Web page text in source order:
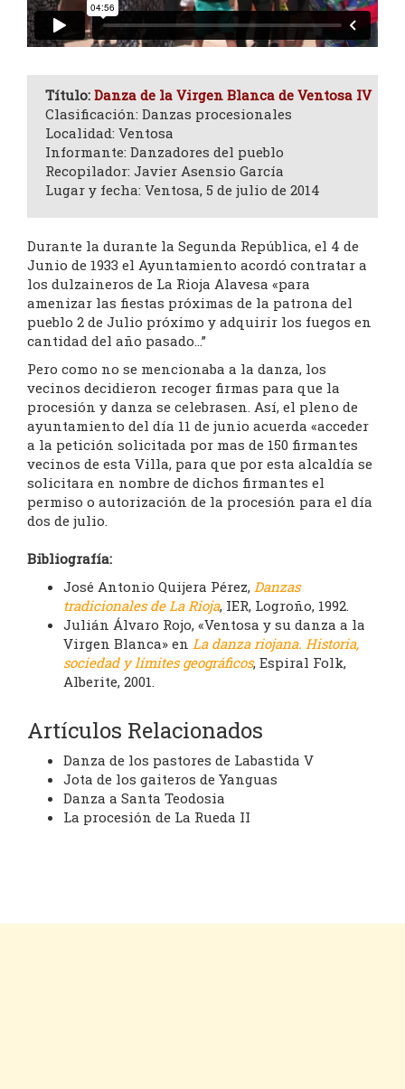
Título: Danza de la Virgen Blanca de Ventosa IV
Clasificación: Danzas procesionales
Localidad: Ventosa
Informante: Danzadores del pueblo
Recopilador: Javier Asensio García
Lugar y fecha: Ventosa, 5 de julio de 2014
Durante la durante la Segunda República, el 4 de
Junio de 1933 el Ayuntamiento acordó contratar a
los dulzaineros de La Rioja Alavesa «para
amenizar las fiestas próximas de la patrona del
pueblo 2 de Julio próximo y adquirir los fuegos en
cantidad del año pasado…”
Pero como no se mencionaba a la danza, los
vecinos decidieron recoger firmas para que la
procesión y danza se celebrasen. Así, el pleno de
ayuntamiento del día 11 de junio acuerda «acceder
a la petición solicitada por mas de 150 firmantes
vecinos de esta Villa, para que por esta alcaldía se
solicitara en nombre de dichos firmantes el
permiso o autorización de la procesión para el día
dos de julio.
Bibliografía:
José Antonio Quijera Pérez, Danzas
tradicionales de La Rioja, IER, Logroño, 1992.
Julián Álvaro Rojo, «Ventosa y su danza a la
Virgen Blanca» en La danza riojana. Historia,
sociedad y límites geográficos, Espiral Folk,
Alberite, 2001.
Artículos Relacionados
Danza de los pastores de Labastida V
Jota de los gaiteros de Yanguas
Danza a Santa Teodosia
La procesión de La Rueda II